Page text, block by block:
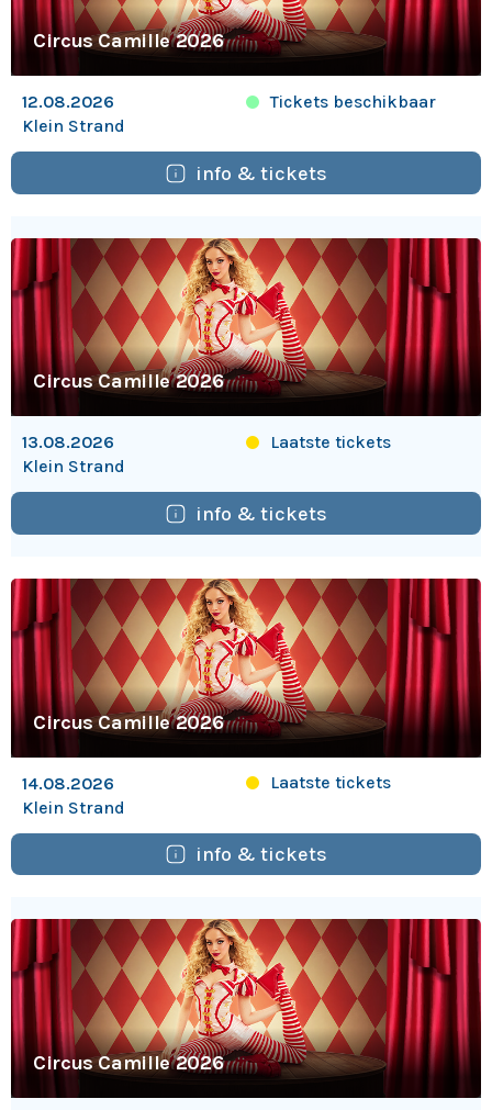
Circus Camille 2026
12.08.2026
Klein Strand
Tickets beschikbaar
info & tickets
Circus Camille 2026
13.08.2026
Klein Strand
Laatste tickets
info & tickets
Circus Camille 2026
14.08.2026
Klein Strand
Laatste tickets
info & tickets
Circus Camille 2026